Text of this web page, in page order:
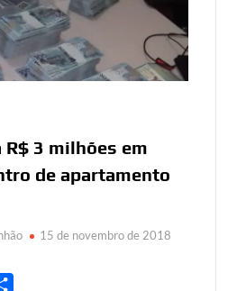
3 milhões em
de apartamento
15 de novembro de 2018